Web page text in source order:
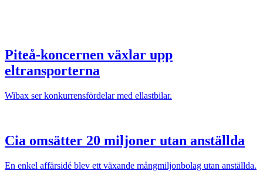
Piteå-koncernen växlar upp
eltransporterna
Wibax ser konkurrensfördelar med ellastbilar.
Cia omsätter 20 miljoner utan anställda
En enkel affärsidé blev ett växande mångmiljonbolag utan anställda.